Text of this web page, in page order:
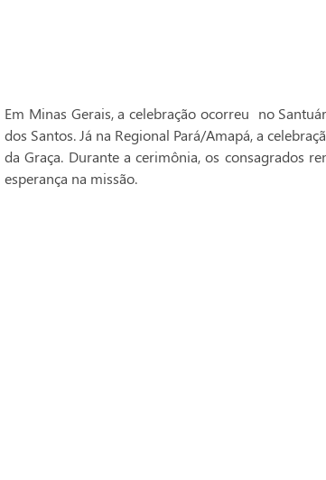
Em Minas Gerais, a celebração ocorreu no
dos Santos. Já na Regional Pará/Amapá, a
da Graça. Durante a cerimônia, os consagrados
esperança na missão.